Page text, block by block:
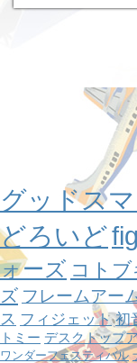
グッドス
どろいど
ォーズ コト
ズ フレームアー
ス フィジェット 初
トミー デスクトップ
ワンダーフェスティバル